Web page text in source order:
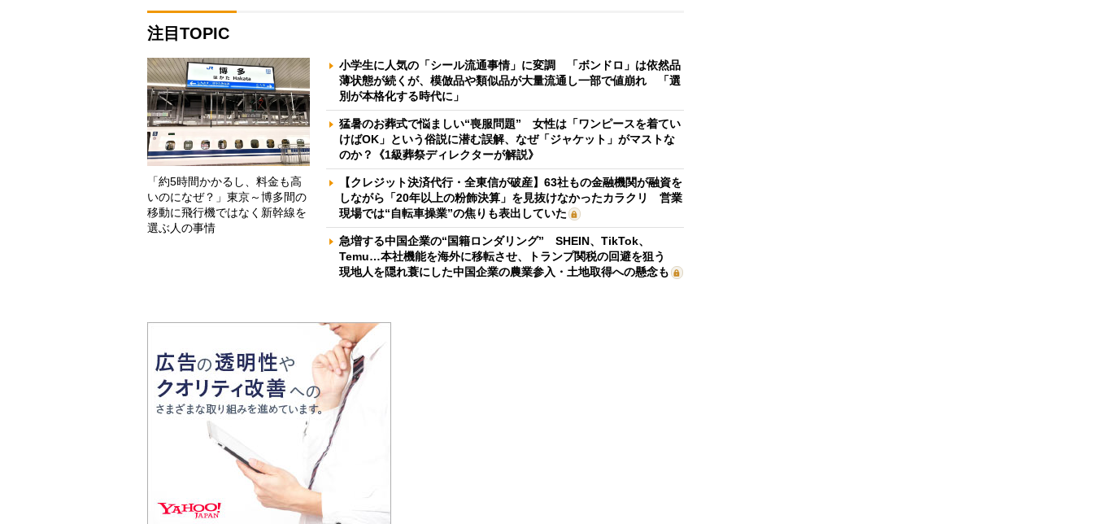
注目TOPIC
「約5時間かかるし、料金も高
いのになぜ？」東京～博多間の
移動に飛行機ではなく新幹線を
選ぶ人の事情
小学生に人気の「シール流通事情」に変調 「ボンドロ」は依然品
薄状態が続くが、模倣品や類似品が大量流通し一部で値崩れ 「選
別が本格化する時代に」
猛暑のお葬式で悩ましい“喪服問題” 女性は「ワンピースを着てい
けばOK」という俗説に潜む誤解、なぜ「ジャケット」がマストな
のか？《1級葬祭ディレクターが解説》
【クレジット決済代行・全東信が破産】63社もの金融機関が融資を
しながら「20年以上の粉飾決算」を見抜けなかったカラクリ 営業
現場では“自転車操業”の焦りも表出していた
急増する中国企業の“国籍ロンダリング” SHEIN、TikTok、
Temu…本社機能を海外に移転させ、トランプ関税の回避を狙う
現地人を隠れ蓑にした中国企業の農業参入・土地取得への懸念も